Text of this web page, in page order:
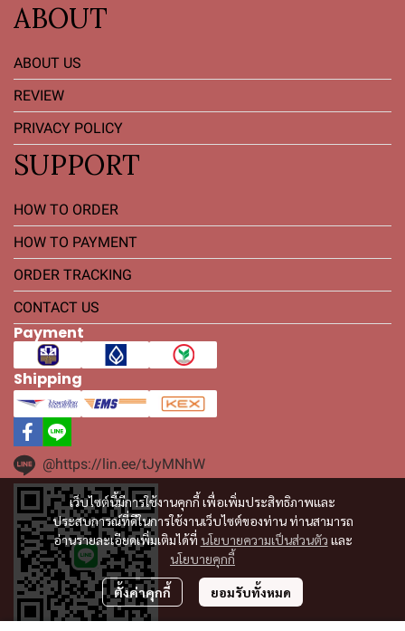
เว็บไซต์นี้มีการใช้งานคุกกี้ เพื่อเพิ่มประสิทธิภาพและ
ประสบการณ์ที่ดีในการใช้งานเว็บไซต์ของท่าน ท่านสามารถ
อ่านรายละเอียดเพิ่มเติมได้ที่ นโยบายความเป็นส่วนตัว และ
นโยบายคุกกี้
ตั้งค่าคุกกี้ ยอมรับทั้งหมด
ABOUT
ABOUT US
REVIEW
PRIVACY POLICY
SUPPORT
HOW TO ORDER
HOW TO PAYMENT
ORDER TRACKING
CONTACT US
Payment
Shipping
@https://lin.ee/tJyMNhW